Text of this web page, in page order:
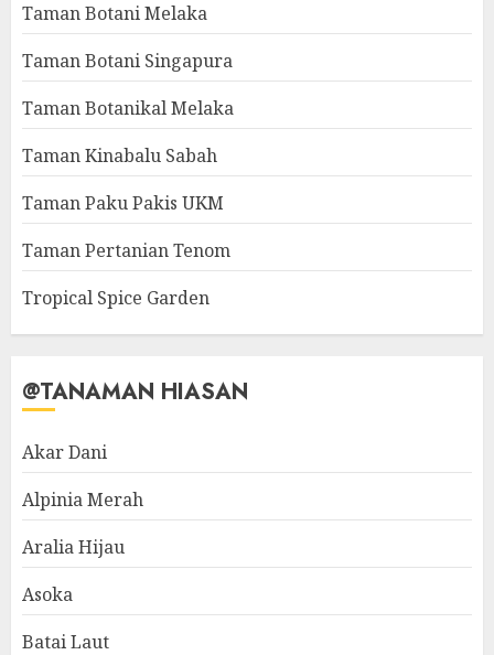
Taman Botani Melaka
Taman Botani Singapura
Taman Botanikal Melaka
Taman Kinabalu Sabah
Taman Paku Pakis UKM
Taman Pertanian Tenom
Tropical Spice Garden
@TANAMAN HIASAN
Akar Dani
Alpinia Merah
Aralia Hijau
Asoka
Batai Laut